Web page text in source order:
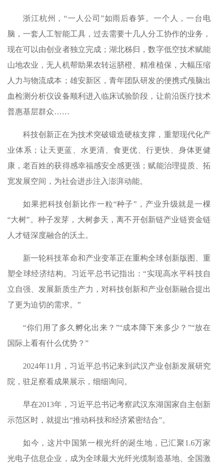
浙江杭州，“一人公司”如雨后春笋。一个人，一台电
脑，一套人工智能工具，过去需要十几人分工协作的业务，
现在可以由创业者独立完成；湖北秭归，数字低空技术赋能
山地农业，无人机帮助果农转运脐橙、精准植保，大幅压缩
人力与物流成本；雄安新区，青年团队研发的便携式颅脑出
血检测分析仪设备顺利进入临床试验阶段，让前沿医疗技术
普惠基层群众……
科技创新正在为技术突破锻造硬核支撑，重塑现代化产
业体系；让天更蓝、水更清、食更优、行更快、身体更健
康，老百姓的获得感幸福感安全感更强；赋能治理提质、拓
宽发展空间，为社会进步注入澎湃动能。
如果把科技创新比作一粒“种子”，产业升级就是一棵
“大树”。种子发芽，大树参天，离不开创新链产业链资金链
人才链深度融合的沃土。
新一轮科技革命和产业变革正在重构全球创新版图、重
塑全球经济结构。习近平总书记指出：“实现高水平科技自
立自强、发展新质生产力，对科技创新和产业创新融合提出
了更为迫切的需求。”
“你们用了多久孵化出来？”“成本降下来多少？”“放在
国际上看有什么优势？”
2024年11月，习近平总书记来到武汉产业创新发展研究
院，驻足察看成果展示，细细询问。
早在2013年，习近平总书记考察武汉东湖国家自主创新
示范区时，就提出“推动科技和经济紧密结合”。
如今，这片中国第一根光纤的诞生地，已汇聚1.6万家
光电子信息企业，成为全球最大光纤光缆制造基地、全国激